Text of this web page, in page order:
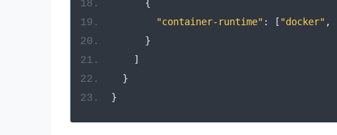
{
"container-runtime" : [ "docker" ,
}
]
}
}